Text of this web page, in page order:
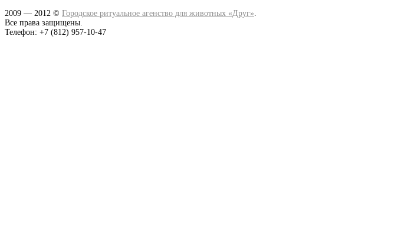
2009 — 2012 © Городское ритуальное агенство для животных «Друг».
Все права защищены.
Телефон: +7 (812) 957-10-47